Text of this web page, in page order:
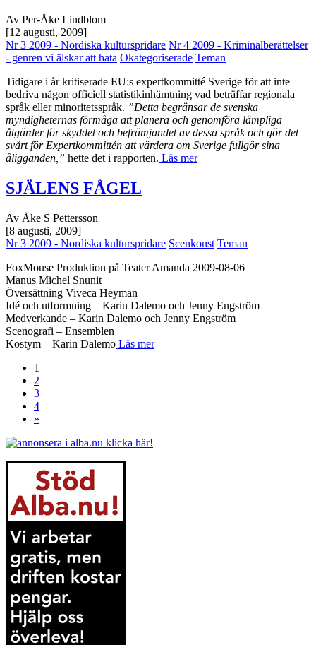
Av Per-Åke Lindblom
[12 augusti, 2009]
Nr 3 2009 - Nordiska kulturspridare Nr 4 2009 - Kriminalberättelser
- genren vi älskar att hata Okategoriserade Teman
Tidigare i år kritiserade EU:s expertkommitté Sverige för att inte
bedriva någon officiell statistikinhämtning vad beträffar regionala
språk eller minoritetsspråk. ”Detta begränsar de svenska
myndigheternas förmåga att planera och genomföra lämpliga
åtgärder för skyddet och befrämjandet av dessa språk och gör det
svårt för Expertkommittén att värdera om Sverige fullgör sina
åligganden,” hette det i rapporten. Läs mer
SJÄLENS FÅGEL
Av Åke S Pettersson
[8 augusti, 2009]
Nr 3 2009 - Nordiska kulturspridare Scenkonst Teman
FoxMouse Produktion på Teater Amanda 2009-08-06
Manus Michel Snunit
Översättning Viveca Heyman
Idé och utformning – Karin Dalemo och Jenny Engström
Medverkande – Karin Dalemo och Jenny Engström
Scenografi – Ensemblen
Kostym – Karin Dalemo Läs mer
1
2
3
4
»